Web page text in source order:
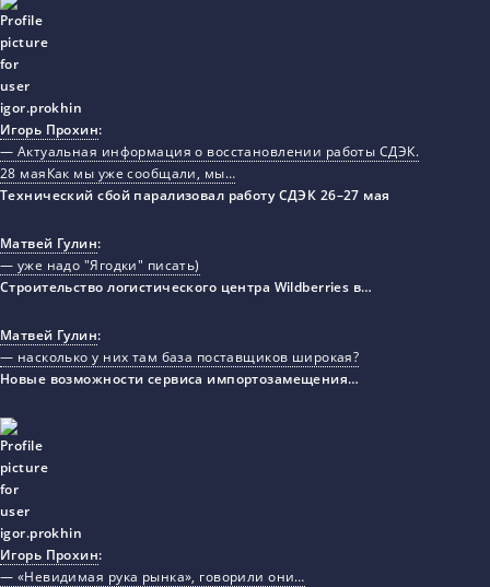
Игорь Прохин:
— Актуальная информация о восстановлении работы СДЭК.
28 маяКак мы уже сообщали, мы…
Технический сбой парализовал работу СДЭК 26–27 мая
Матвей Гулин:
— уже надо "Ягодки" писать)
Строительство логистического центра Wildberries в…
Матвей Гулин:
— насколько у них там база поставщиков широкая?
Новые возможности сервиса импортозамещения…
Игорь Прохин:
— «Невидимая рука рынка», говорили они…